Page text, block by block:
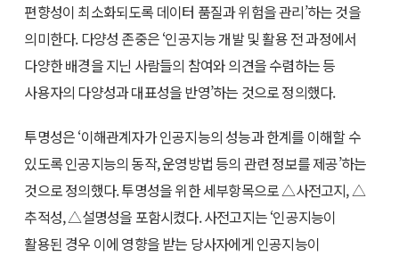
편향성이 최소화되도록 데이터 품질과 위험을 관리’하는 것을
의미한다. 다양성 존중은 ‘인공지능 개발 및 활용 전 과정에서
다양한 배경을 지닌 사람들의 참여와 의견을 수렴하는 등
사용자의 다양성과 대표성을 반영’하는 것으로 정의했다.
투명성은 ‘이해관계자가 인공지능의 성능과 한계를 이해할 수
있도록 인공지능의 동작, 운영방법 등의 관련 정보를 제공’하는
것으로 정의했다. 투명성을 위한 세부항목으로 △사전고지, △
추적성, △설명성을 포함시켰다. 사전고지는 ‘인공지능이
활용된 경우 이에 영향을 받는 당사자에게 인공지능이